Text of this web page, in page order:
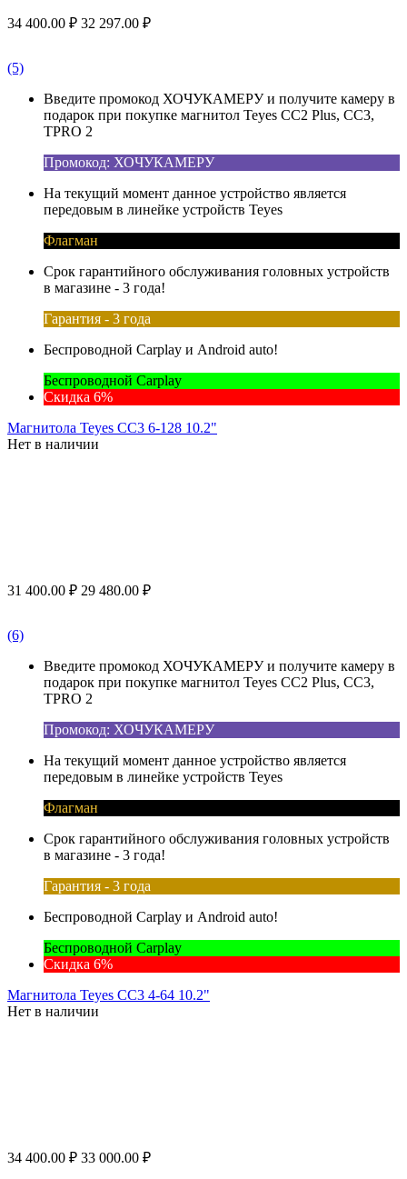
34 400.00 ₽ 32 297.00 ₽
(5)
Введите промокод ХОЧУКАМЕРУ и получите камеру в
подарок при покупке магнитол Teyes CC2 Plus, CC3,
TPRO 2
Промокод: ХОЧУКАМЕРУ
На текущий момент данное устройство является
передовым в линейке устройств Teyes
Флагман
Срок гарантийного обслуживания головных устройств
в магазине - 3 года!
Гарантия - 3 года
Беспроводной Carplay и Android auto!
Беспроводной Carplay
Скидка 6%
Магнитола Teyes CC3 6-128 10.2"
Нет в наличии
31 400.00 ₽ 29 480.00 ₽
(6)
Введите промокод ХОЧУКАМЕРУ и получите камеру в
подарок при покупке магнитол Teyes CC2 Plus, CC3,
TPRO 2
Промокод: ХОЧУКАМЕРУ
На текущий момент данное устройство является
передовым в линейке устройств Teyes
Флагман
Срок гарантийного обслуживания головных устройств
в магазине - 3 года!
Гарантия - 3 года
Беспроводной Carplay и Android auto!
Беспроводной Carplay
Скидка 6%
Магнитола Teyes CC3 4-64 10.2"
Нет в наличии
34 400.00 ₽ 33 000.00 ₽